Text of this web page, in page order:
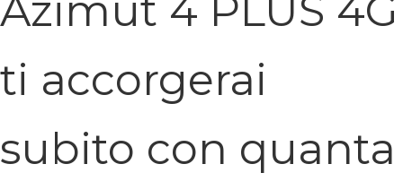
ti accorgerai
subito con quanta